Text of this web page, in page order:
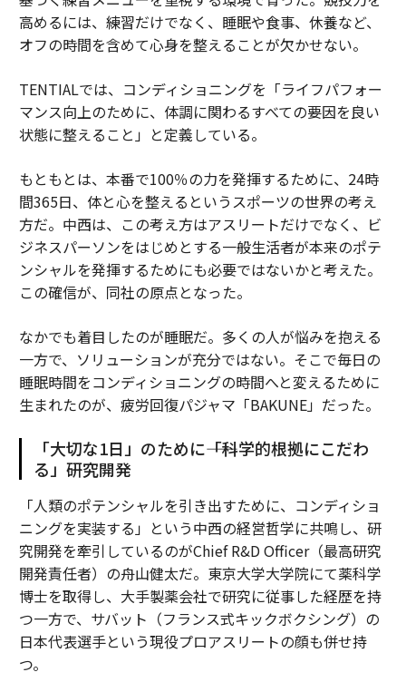
高めるには、練習だけでなく、睡眠や食事、休養など、
オフの時間を含めて心身を整えることが欠かせない。
TENTIALでは、コンディショニングを「ライフパフォー
マンス向上のために、体調に関わるすべての要因を良い
状態に整えること」と定義している。
もともとは、本番で100％の力を発揮するために、24時
間365日、体と心を整えるというスポーツの世界の考え
方だ。中西は、この考え方はアスリートだけでなく、ビ
ジネスパーソンをはじめとする一般生活者が本来のポテ
ンシャルを発揮するためにも必要ではないかと考えた。
この確信が、同社の原点となった。
なかでも着目したのが睡眠だ。多くの人が悩みを抱える
一方で、ソリューションが充分ではない。そこで毎日の
睡眠時間をコンディショニングの時間へと変えるために
生まれたのが、疲労回復パジャマ「BAKUNE」だった。
「大切な1日」のために――「科学的根拠にこだわ
る」研究開発
「人類のポテンシャルを引き出すために、コンディショ
ニングを実装する」という中西の経営哲学に共鳴し、研
究開発を牽引しているのがChief R&D Officer（最高研究
開発責任者）の舟山健太だ。東京大学大学院にて薬科学
博士を取得し、大手製薬会社で研究に従事した経歴を持
つ一方で、サバット（フランス式キックボクシング）の
日本代表選手という現役プロアスリートの顔も併せ持
つ。